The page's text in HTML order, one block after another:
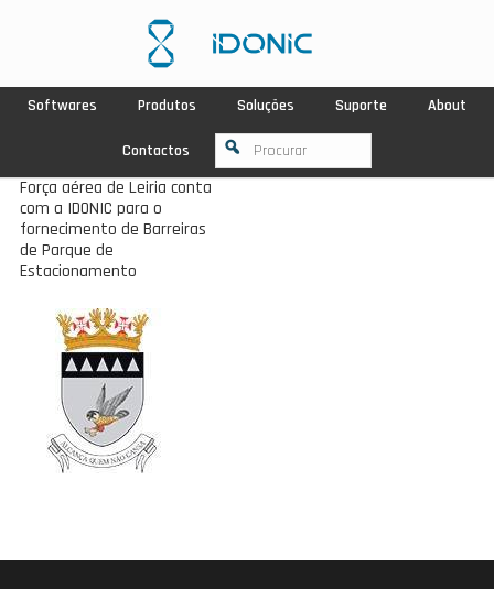
Softwares Produtos Soluções Suporte About
Contactos
Força aérea de Leiria conta
com a IDONIC para o
fornecimento de Barreiras
de Parque de
Estacionamento